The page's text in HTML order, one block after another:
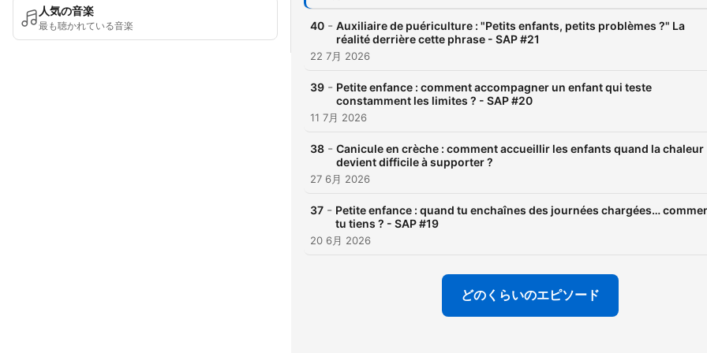
人気の音楽
最も聴かれている音楽
mentale, ce sentiment
parfois invisible… Tes
s’épanouir dans ce métier,
Dans chaque épisode, on
plonge ensemble dans ton
authenticité et
On met des mots sur ce
pistes, et surtout, on
ensemble. Ici, c’est ton
espace. Ton moment. Ta
40 - Auxiliaire de puériculture : "Petits enfants, petits problèmes ?" La
réalité derrière cette phrase - SAP #21
22 7月 2026
39 - Petite enfance : comment accompagner un enfant qui teste
constamment les limites ? - SAP #20
11 7月 2026
38 - Canicule en crèche : comment accueillir les enfants quand la chaleur
devient difficile à supporter ?
27 6月 2026
37 - Petite enfance : quand tu enchaînes des journées chargées…
tu tiens ? - SAP #19
20 6月 2026
どのくらいのエピソード